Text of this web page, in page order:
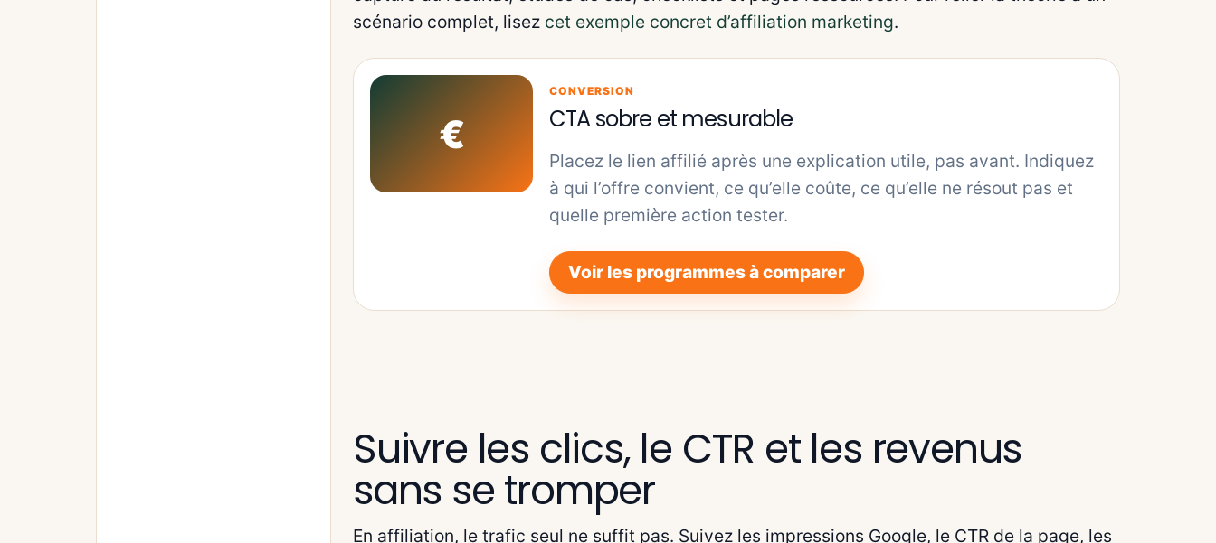
scénario complet, lisez cet exemple concret d’affiliation marketing.
€
CONVERSION
CTA sobre et mesurable
Placez le lien affilié après une explication utile, pas avant. Indiquez
à qui l’offre convient, ce qu’elle coûte, ce qu’elle ne résout pas et
quelle première action tester.
Voir les programmes à comparer
Suivre les clics, le CTR et les revenus
sans se tromper
En affiliation, le trafic seul ne suffit pas. Suivez les impressions Google, le CTR de la page, les